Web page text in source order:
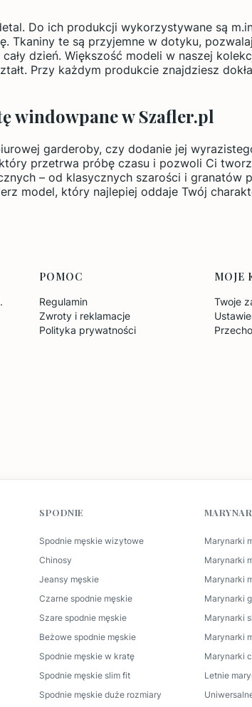
Do ich produkcji wykorzystywane są
Tkaniny te są przyjemne w dotyku,
dzień. Większość modeli w naszej
Przy każdym produkcie znajdziesz
windowpane w Szafler.pl
garderoby, czy dodanie jej
przetrwa próbę czasu i pozwoli Ci
– od klasycznych szarości i granatów
model, który najlepiej oddaje Twój
POMOC
Regulamin
Zwroty i reklamacje
Polityka prywatności
MOJE
Twoje
SPODNIE
Spodnie męskie wizytowe
Chinosy
Jeansy męskie
Czarne spodnie męskie
Szare spodnie męskie
Beżowe spodnie męskie
Spodnie męskie w kratę
Spodnie męskie slim fit
Spodnie męskie duże rozmiary
Marynarki
Marynarki
Marynarki
Marynarki
Marynarki
Marynarki
Marynarki
Letnie